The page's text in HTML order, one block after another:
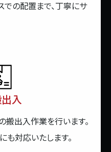
での配置まで、丁寧にサ
入
搬出入作業を行います。
対応いたします。